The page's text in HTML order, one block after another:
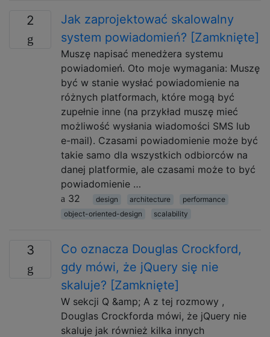
2
Jak zaprojektować skalowalny
system powiadomień? [Zamknięte]
Muszę napisać menedżera systemu
powiadomień. Oto moje wymagania: Muszę
być w stanie wysłać powiadomienie na
różnych platformach, które mogą być
zupełnie inne (na przykład muszę mieć
możliwość wysłania wiadomości SMS lub
e-mail). Czasami powiadomienie może być
takie samo dla wszystkich odbiorców na
danej platformie, ale czasami może to być
powiadomienie …
32
design architecture
performance
object-oriented-design
scalability
3
Co oznacza Douglas Crockford,
gdy mówi, że jQuery się nie
skaluje? [Zamknięte]
W sekcji Q &amp; A z tej rozmowy ,
Douglas Crockforda mówi, że jQuery nie
skaluje jak również kilka innych